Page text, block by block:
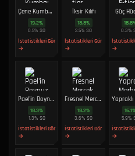
Çene Kumbara
19.2%
0.5%SO
İstatistikleri Gör
→
İksir Kılıfı
18.8%
2.5%SO
İstatistikleri Gör
→
Güç
18.8
0.3%
→
Pael'in Boynuzu
18.3%
1.3% SO
İstatistikleri Gör
→
Fresnel Mercek
18.2%
3.6%SO
İstatistikleri Gör
→
16.1
5.9%
→